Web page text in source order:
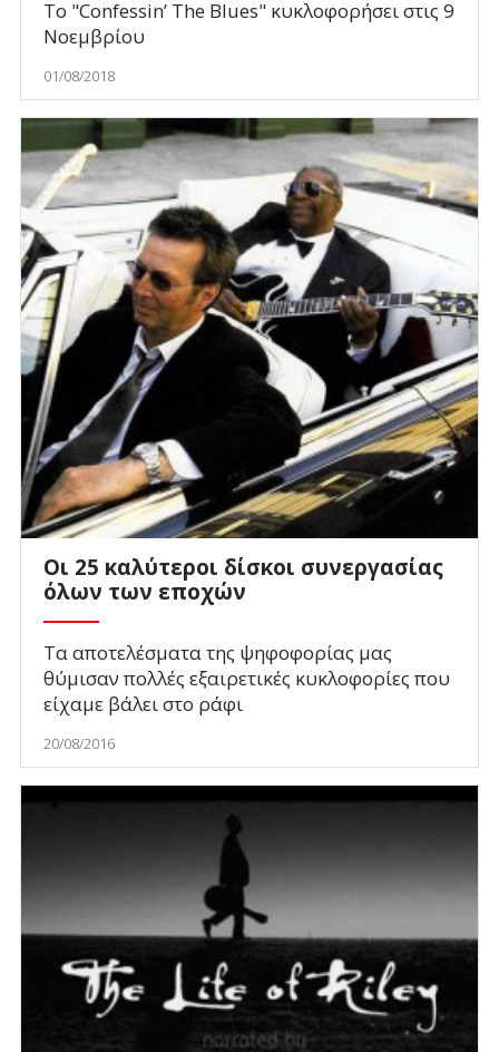
Το "Confessin’ The Blues" κυκλοφορήσει στις 9
Νοεμβρίου
01/08/2018
Οι 25 καλύτεροι δίσκοι συνεργασίας
όλων των εποχών
Τα αποτελέσματα της ψηφοφορίας μας
θύμισαν πολλές εξαιρετικές κυκλοφορίες που
είχαμε βάλει στο ράφι
20/08/2016